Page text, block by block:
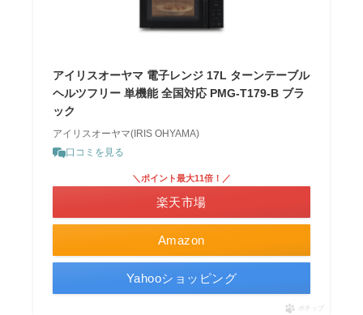
アイリスオーヤマ 電子レンジ 17L ターンテーブル
ヘルツフリー 単機能 全国対応 PMG-T179-B ブラ
ック
アイリスオーヤマ(IRIS OHYAMA)
口コミを見る
Amazon
＼ポイント最大11倍！／
楽天市場
Yahooショッピング
ポチップ